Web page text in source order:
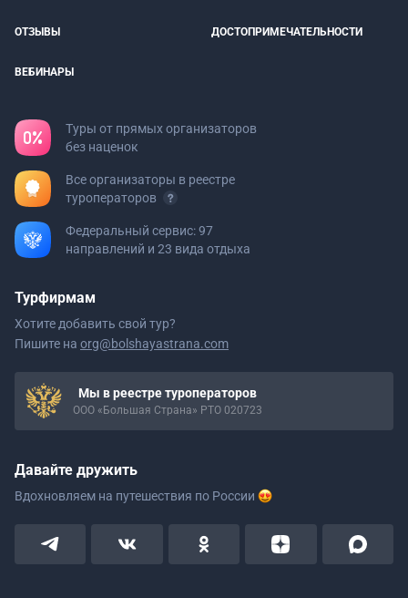
ОТЗЫВЫ ДОСТОПРИМЕЧАТЕЛЬНОСТИ
ВЕБИНАРЫ
Туры от прямых организаторов
без наценок
Все организаторы в реестре
туроператоров
Федеральный сервис: 97
направлений и 23 вида отдыха
Турфирмам
Хотите добавить свой тур?
Пишите на org@bolshayastrana.com
Мы в реестре туроператоров
ООО «Большая Страна» РТО 020723
Давайте дружить
Вдохновляем на путешествия по России